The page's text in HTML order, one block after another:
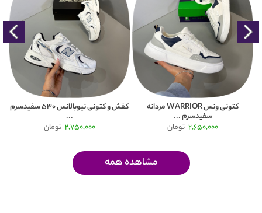
کتونی ونس WARRIOR مردانه
سفیدسرم ...
2,650,000 تومان
کفش و کتونی نیوبالانس 530 سفیدسرم
...
2,750,000 تومان
مشاهده همه